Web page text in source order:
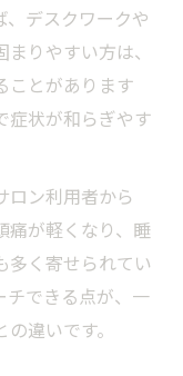
デスクワークや
りやすい方は、
ことがあります
症状が和らぎやす
ロン利用者から
痛が軽くなり、睡
多く寄せられてい
チできる点が、一
違いです。